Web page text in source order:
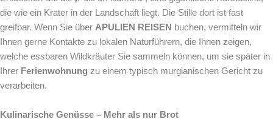
die wie ein Krater in der Landschaft liegt. Die Stille dort ist fast
greifbar. Wenn Sie über APULIEN REISEN buchen, vermitteln wir
Ihnen gerne Kontakte zu lokalen Naturführern, die Ihnen zeigen,
welche essbaren Wildkräuter Sie sammeln können, um sie später in
Ihrer Ferienwohnung zu einem typisch murgianischen Gericht zu
verarbeiten.
Kulinarische Genüsse – Mehr als nur Brot